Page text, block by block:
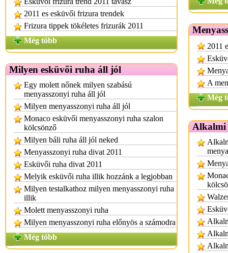
2011 es esküvői frizura trendek
Frizura tippek tökéletes frizurák 2011
Még több
Milyen esküvői ruha áll jól
Egy molett nőnek milyen szabású
menyasszonyi ruha áll jól
Milyen menyasszonyi ruha áll jól
Monaco esküvői menyasszonyi ruha szalon
kölcsönző
Milyen báli ruha áll jól neked
Menyasszonyi ruha divat 2011
Esküvői ruha divat 2011
Melyik esküvői ruha illik hozzánk a legjobban
Milyen testalkathoz milyen menyasszonyi ruha
illik
Molett menyasszonyi ruha
Milyen menyasszonyi ruha előnyös a számodra
Még több
2011
A
Még
Alkalmi